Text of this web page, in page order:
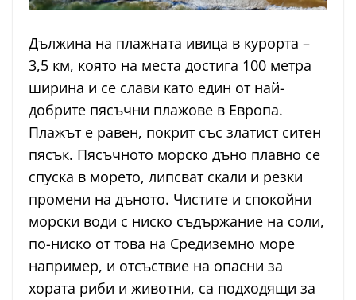
Дължина на плажната ивица в курорта –
3,5 км, която на места достига 100 метра
ширина и се слави като един от най-
добрите пясъчни плажове в Европа.
Плажът е равен, покрит със златист ситен
пясък. Пясъчното морско дъно плавно се
спуска в морето, липсват скали и резки
промени на дъното. Чистите и спокойни
морски води с ниско съдържание на соли,
по-ниско от това на Средиземно море
например, и отсъствие на опасни за
хората риби и животни, са подходящи за